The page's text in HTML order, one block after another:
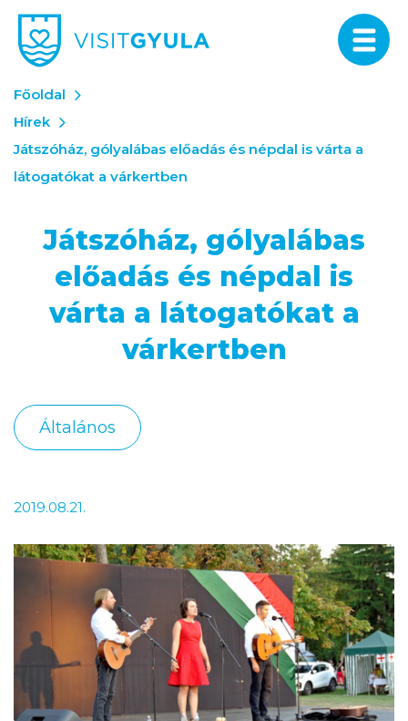
Főoldal
Hírek
Játszóház, gólyalábas előadás és népdal is várta a
látogatókat a várkertben
Játszóház, gólyalábas
előadás és népdal is
várta a látogatókat a
várkertben
Általános
2019.08.21.